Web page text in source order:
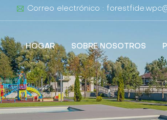
Correo electrónico :
HOGAR SOBRE NOSOTROS